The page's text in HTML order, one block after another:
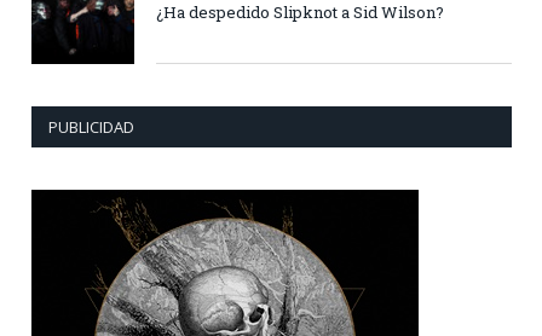
¿Ha despedido Slipknot a Sid Wilson?
PUBLICIDAD